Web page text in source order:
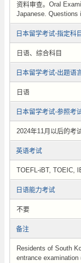
资料审查。Oral
Japanese. Questions
日本留学考试-指定科目
日语、综合科目
日本留学考试-出题语
日语
日本留学考试-参照考
2024年11月以后的考
英语考试
TOEFL-iBT, TOEIC,
日语能力考试
不要
备注
Residents of South
entrance